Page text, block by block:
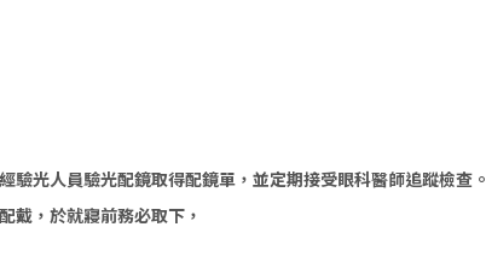
光人員驗光配鏡取得配鏡單，並定期接受眼科醫師追蹤檢查。
戴，於就寢前務必取下，